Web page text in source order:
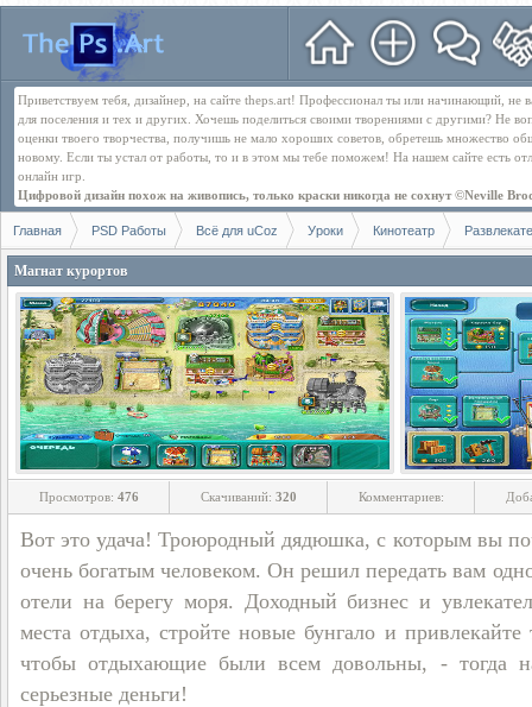
Приветствуем тебя, дизайнер, на сайте theps.art! Профессионал ты или начинающий,
для поселения и тех и других. Хочешь поделиться своими творениями с другими? Не
оценки твоего творчества, получишь не мало хороших советов, обретешь множество
новому. Если ты устал от работы, то и в этом мы тебе поможем! На нашем сайте есть
онлайн игр.
Цифровой дизайн похож на живопись, только краски никогда не сохнут ©Neville
Главная PSD Работы Всё для uCoz Уроки Кинотеатр
Магнат курортов
Просмотров: 476 Скачиваний: 320 Комментариев:
Вот это удача! Троюродный дядюшка, с которым вы
очень богатым человеком. Он решил передать вам
отели на берегу моря. Доходный бизнес и
места отдыха, стройте новые бунгало и привлекайте
чтобы отдыхающие были всем довольны, - тогда
серьезные деньги!